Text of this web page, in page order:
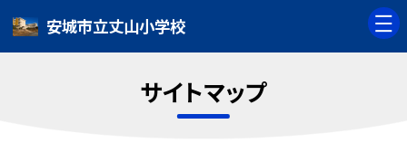
安城市立丈山小学校
サイトマップ